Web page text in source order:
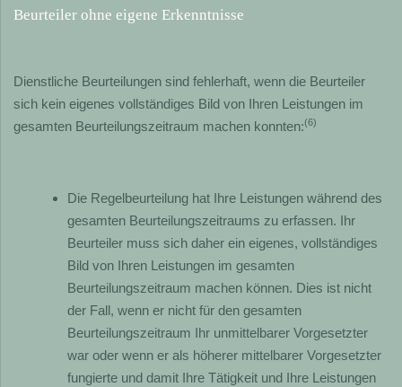
Beurteiler ohne eigene Erkenntnisse
Dienstliche Beurteilungen sind fehlerhaft, wenn die Beurteiler
sich kein eigenes vollständiges Bild von Ihren Leistungen im
gesamten Beurteilungszeitraum machen konnten:(6)
Die Regelbeurteilung hat Ihre Leistungen während des
gesamten Beurteilungszeitraums zu erfassen. Ihr
Beurteiler muss sich daher ein eigenes, vollständiges
Bild von Ihren Leistungen im gesamten
Beurteilungszeitraum machen können. Dies ist nicht
der Fall, wenn er nicht für den gesamten
Beurteilungszeitraum Ihr unmittelbarer Vorgesetzter
war oder wenn er als höherer mittelbarer Vorgesetzter
fungierte und damit Ihre Tätigkeit und Ihre Leistungen